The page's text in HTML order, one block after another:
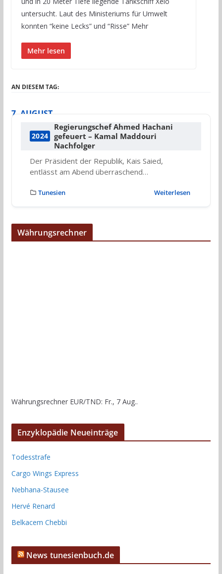
untersucht. Laut des Ministeriums für Umwelt
konnten “keine Lecks” und “Risse” Mehr
Mehr lesen
AN DIESEM TAG:
7. AUGUST
2024
Regierungschef Ahmed Hachani
gefeuert – Kamal Maddouri
Nachfolger
Der Präsident der Republik, Kais Saied,
entlässt am Abend überraschend…
Tunesien Weiterlesen
Währungsrechner
Währungsrechner EUR/TND: Fr., 7 Aug..
Enzyklopädie Neueinträge
Todesstrafe
Cargo Wings Express
Nebhana-Stausee
Hervé Renard
Belkacem Chebbi
News tunesienbuch.de